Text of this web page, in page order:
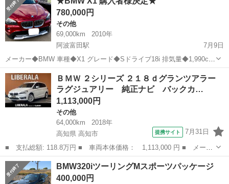
主婦の方や派遣社員の方 ３、自己破産等をされた方やローンが組めな
い方 ４、他...
780,000円
その他
69,000km
2010年
阿波富田駅
7月9日
メーカー◆BMW 車種◆X1 グレード◆Sドライブ18i 排気量◆1,990cc
年式◆2010年10月 ...
徳島 徳島市 その他 売り切り
ＢＭＷ ２シリーズ ２１８ｄグランツアラー
ラグジュアリー 純正ナビ バックカ…
1,113,000円
その他
64,000km
2018年
高知県 高知市
提携サイト 7月31日
■ 支払総額: 118.8万円 ■ 車両本体価格： 1,113,000 円 ■ メーカ
ー名： ＢＭＷ ■ 車種名： ２シリーズ ■ グレード名： ２１８
ｄグランツアラー ラグジュアリー 純正ナビ バックカメラ 黒レ
ザーシー...
高知 高知市 その他
BMW320iツーリングMスポーツパッケージ
400,000円